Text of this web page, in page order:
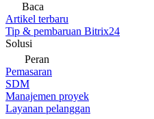
Baca
Artikel terbaru
Tip & pembaruan Bitrix24
Solusi
Peran
Pemasaran
SDM
Manajemen proyek
Layanan pelanggan